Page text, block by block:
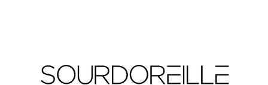
INDÉPENDANTS